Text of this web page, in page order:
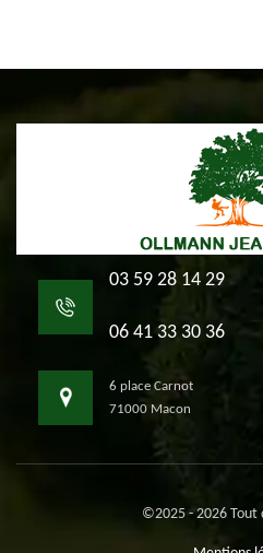
03 59 28 14 29
06 41 33 30 36
6 place Carnot
71000 Macon
©2025 - 2026 Tout